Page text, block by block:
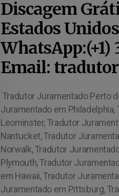
Discagem
Estados
WhatsApp:(+1)
Email:
Tradutor Juramentado Perto
Juramentado em
Leominster, Tradutor
Nantucket, Tradutor
Norwalk, Tradutor
Plymouth, Tradutor
em Hawaii, Tradutor
Juramentado em Pittsburg,